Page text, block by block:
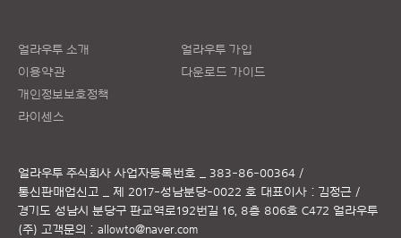
얼라우투 소개
이용약관
개인정보보호정책
라이센스
얼라우투 가입
다운로드 가이드
얼라우투 주식회사 사업자등록번호 _ 383-86-00364 /
통신판매업신고 _ 제 2017-성남분당-0022 호 대표이사 : 김정근 /
경기도 성남시 분당구 판교역로192번길 16, 8층 806호 C472 얼라우투
(주) 고객문의 : allowto@naver.com